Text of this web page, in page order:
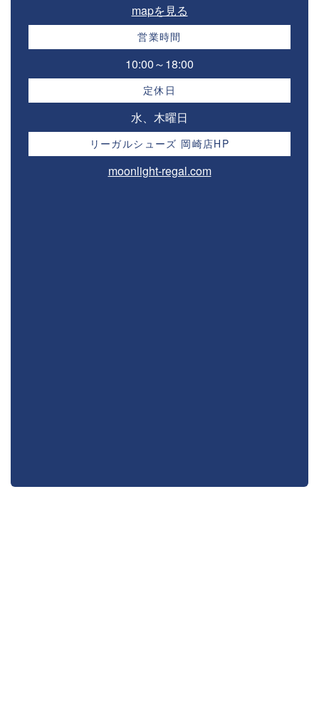
mapを見る
営業時間
10:00～18:00⁣
定休日
水、木曜日
リーガルシューズ 岡崎店HP
moonlight-regal.com